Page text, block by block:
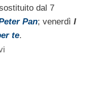
dal 7
Pan; venerdì I
te.